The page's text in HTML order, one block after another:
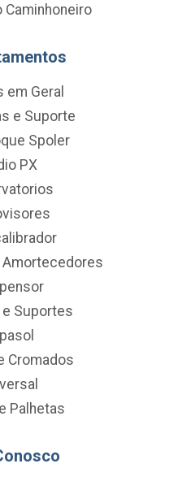
Caminhoneiro
em Geral
e Suporte
Spoler
PX
Suportes
Cromados
Palhetas